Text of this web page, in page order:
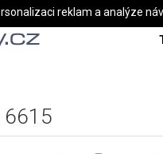
6615
reklam a analýze